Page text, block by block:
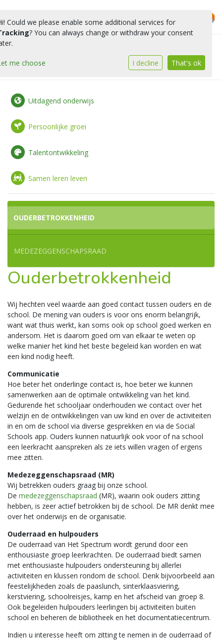
Toggle
Uitdagend onderwijs
Persoonlijke groei
Talentontwikkeling
Samen leren leven
OUDERBETROKKENHEID
MEDEZEGGENSCHAPSRAAD
Ouderbetrokkenheid
Wij hechten veel waarde aan goed contact tussen ouders en de
school. De mening van ouders is voor ons enorm belangrijk,
want wat thuis werkt, kan soms ook op school goed werken en
andersom. Het is daarom goed om van elkaar te weten op
welke manier het kind het beste begeleid kan worden en wat
een kind nodig heeft.
Communicatie
Hoe beter het onderlinge contact is, hoe beter we kunnen
samenwerken aan de optimale ontwikkeling van het kind.
Gedurende het schooljaar onderhouden we contact over het
welzijn en de ontwikkelingen van uw kind en over de activiteiten
in en om de school via diverse gesprekken en via de Social
Schools app. Ouders kunnen natuurlijk ook voor of na school
een leerkracht aanspreken als ze iets willen vragen of ergens
mee zitten.
Medezeggenschapsraad (MR)
Wij betrekken ouders graag bij onze school.
De medezeggenschapsraad (MR), waarin ook ouders zitting
hebben, is zeer actief betrokken bij de school. De MR denkt mee
over het onderwijs en de organisatie.
Ouderraad en hulpouders
De ouderraad van Het Spectrum wordt gerund door een
enthousiaste groep leerkrachten. De ouderraad biedt samen
met enthousiaste hulpouders ondersteuning bij allerlei
activiteiten en klussen rondom de school. Denk bijvoorbeeld aan
feestelijkheden zoals de paaslunch, sinterklaasviering,
kerstviering, schoolreisjes, kamp en het afscheid van groep 8.
Ook begeleiden hulpouders leerlingen bij activiteiten buiten
school en beheren de bibliotheek en het documentatiecentrum.
Indien u interesse heeft om zitting te nemen in de ouderraad of
Could we please enable some additional services for
? You can always change or withdraw your consent
me choose I decline That's ok